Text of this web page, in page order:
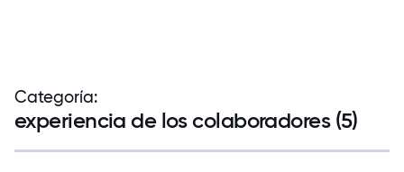
Categoría:
experiencia de los colaboradores (5)